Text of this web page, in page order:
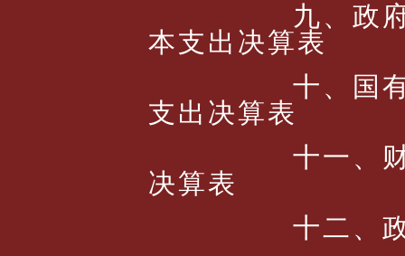
九、政
本支出决算表
十、国
支出决算表
十一、
决算表
十二、